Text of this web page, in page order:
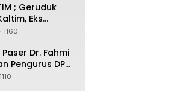
; Geruduk
Eks
Banyak
1160
Paser Dr. Fahmi
Pengurus DPP
1110